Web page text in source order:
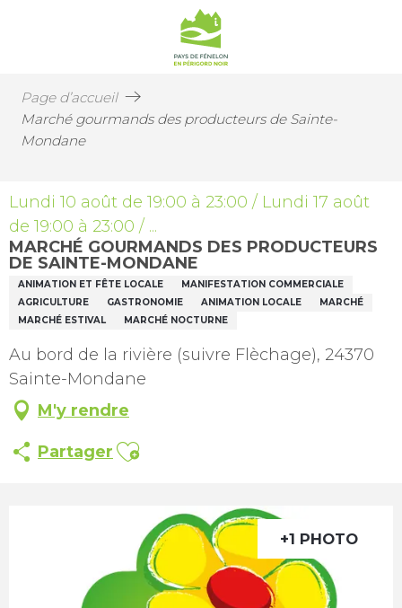
Page d’accueil
Marché gourmands des producteurs de Sainte-
Mondane
Lundi 10 août de 19:00 à 23:00 / Lundi 17 août
de 19:00 à 23:00 / ...
MARCHÉ GOURMANDS DES PRODUCTEURS
DE SAINTE-MONDANE
ANIMATION ET FÊTE LOCALE
MANIFESTATION COMMERCIALE
AGRICULTURE
GASTRONOMIE ANIMATION LOCALE
MARCHÉ
MARCHÉ ESTIVAL
MARCHÉ NOCTURNE
Au bord de la rivière (suivre Flèchage), 24370
Sainte-Mondane
M'y rendre
Partager Ajouter aux favoris
+1 PHOTO